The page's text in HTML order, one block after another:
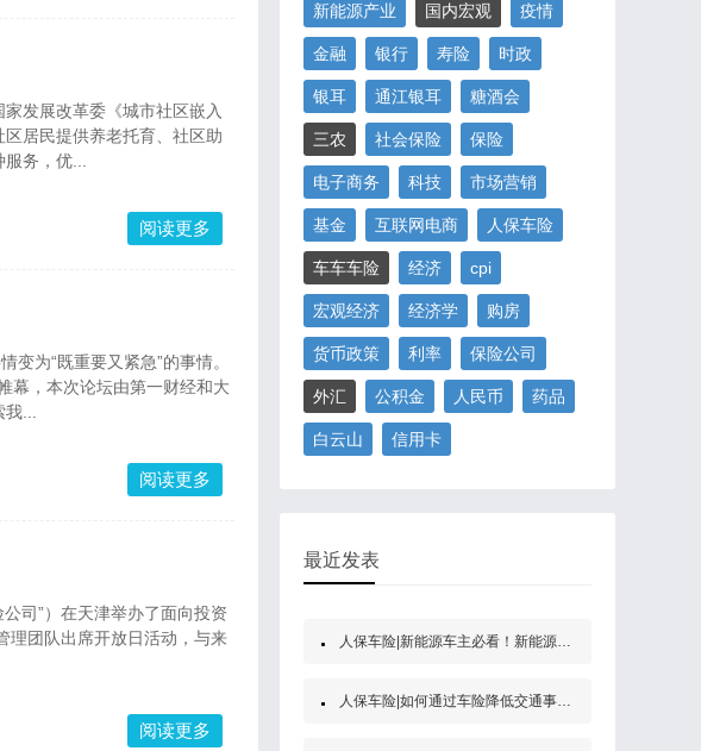
发展改革委《城市社区嵌入
居民提供养老托育、社区助
务，优...
阅读更多
为“既重要又紧急”的事情。
，本次论坛由第一财经和大
...
阅读更多
司”）在天津举办了面向投资
理团队出席开放日活动，与来
阅读更多
新能源产业 国内宏观 疫情
金融 银行 寿险 时政
银耳 通江银耳 糖酒会
三农 社会保险 保险
电子商务 科技 市场营销
基金 互联网电商 人保车险
车车车险 经济 cpi
宏观经济 经济学 购房
货币政策 利率 保险公司
外汇 公积金 人民币 药品
白云山 信用卡
最近发表
人保车险|新能源车主必看！新能源汽车第三者责任保险
人保车险|如何通过车险降低交通事故的经济风险？